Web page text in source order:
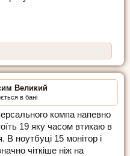
Великий
в бані
компа напевно
19 яку часом втикаю в
ноутбуці 15 монітор і
чіткіше ніж на